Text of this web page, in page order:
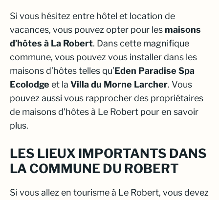
Si vous hésitez entre hôtel et location de
vacances, vous pouvez opter pour les maisons
d’hôtes à La Robert. Dans cette magnifique
commune, vous pouvez vous installer dans les
maisons d’hôtes telles qu’Eden Paradise Spa
Ecolodge et la Villa du Morne Larcher. Vous
pouvez aussi vous rapprocher des propriétaires
de maisons d’hôtes à Le Robert pour en savoir
plus.
LES LIEUX IMPORTANTS DANS
LA COMMUNE DU ROBERT
Si vous allez en tourisme à Le Robert, vous devez